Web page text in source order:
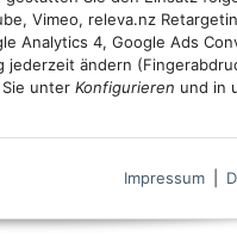
Vimeo, releva.nz
Analytics 4, Google Ads
jederzeit ändern
unter Konfigurieren und in
Impressum